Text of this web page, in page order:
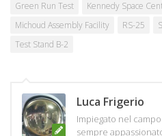
Green Run Test
Kennedy Space
Michoud Assembly Facility
RS-25
Test Stand B-2
Luca Frigerio
Impiegato nel
sempre